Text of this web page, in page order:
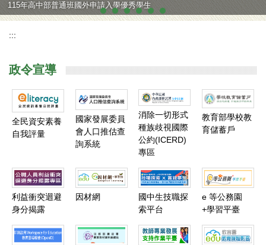
115年高中部普通班國外申請入學優秀學生
:::
政令宣導
全民資安素養
自我評量
國家發展委員
會人口推估查
詢系統
消除一切形式
種族歧視國際
公約(ICERD)
專區
教育部學校教
育儲蓄戶
利益衝突迴避
身分揭露
因材網
國中生技職探
索平台
e 等公務園
+學習平臺